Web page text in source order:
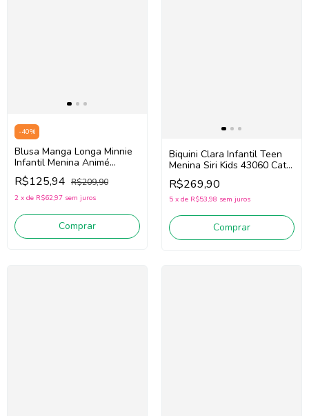
-40%
Blusa Manga Longa Minnie
Infantil Menina Animé
N5488
R$125,94 R$209,90
2 x de R$62,97 sem juros
Comprar
Biquini Clara Infantil Teen
Menina Siri Kids 43060 Cats
(Preto / Rosa)
R$269,90
5 x de R$53,98 sem juros
Comprar